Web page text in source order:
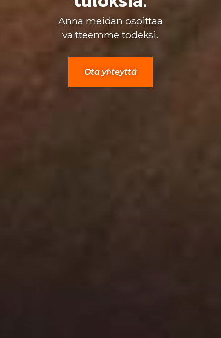
Anna meidän osoittaa
väitteemme todeksi.
Ota yhteyttä